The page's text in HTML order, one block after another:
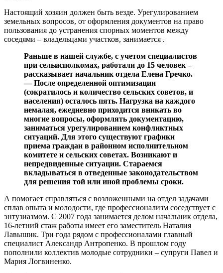
Настоящий хозяин должен быть везде. Урегулированием
земельных вопросов, от оформления документов на право
пользования до устранения спорных моментов между
соседями – владельцами участков, занимается .
Раньше в нашей службе, с учетом специалистов
при сельисполкомах, работали до 15 человек –
рассказывает начальник отдела Елена Гречко.
— После определенной оптимизации
(сократилось и количество сельских советов, и
населения) осталось пять. Нагрузка на каждого
немалая, ежедневно приходится вникать во
многие вопросы, оформлять документацию,
заниматься урегулированием конфликтных
ситуаций. Для этого существуют графики
приема граждан в районном исполнительном
комитете и сельских советах. Возникают и
непредвиденные ситуации. Стараемся
вкладываться в отведенные законодательством
для решения той или иной проблемы сроки.
А помогает справляться с возложенными на отдел задачами
сплав опыта и молодости, где профессионализм соседствует с
энтузиазмом. С 2007 года занимается делом начальник отдела,
16-летний стаж работы имеет его заместитель Наталия
Лавышик. Три года рядом с профессионалами главный
специалист Александр Антропенко. В прошлом году
пополнили коллектив молодые сотрудники – супруги Павел и
Мария Логвиненко.